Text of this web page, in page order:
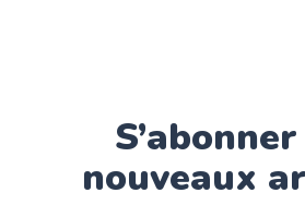
nouveaux